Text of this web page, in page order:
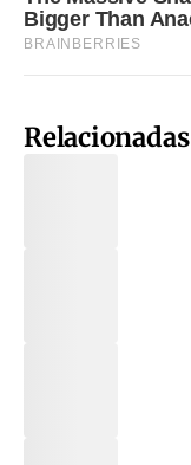
Relacionadas